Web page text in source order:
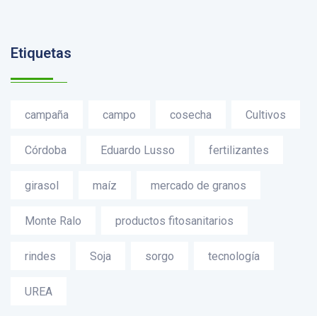
Etiquetas
campaña campo cosecha Cultivos
Córdoba Eduardo Lusso fertilizantes
girasol maíz mercado de granos
Monte Ralo productos fitosanitarios
rindes Soja sorgo tecnología
UREA